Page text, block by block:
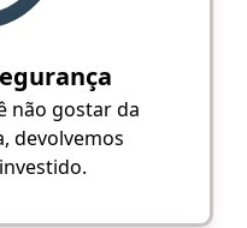
não gostar da
devolvemos